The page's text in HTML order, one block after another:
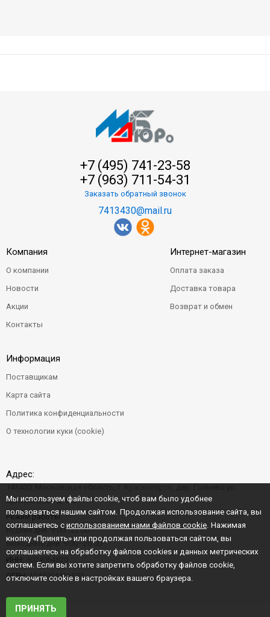
+7 (495) 741-23-58
+7 (963) 711-54-31
Заказать обратный звонок
7413430@mail.ru
Компания
О компании
Новости
Акции
Контакты
Интернет-магазин
Оплата заказа
Доставка товара
Возврат и обмен
Информация
Поставщикам
Карта сайта
Политика конфиденциальности
О технологии куки (cookie)
Адрес:
Центральная д. 6"Б"
Режим работы:
Будние дни: 9:00–22:00
Выходные дни: 9:00–20:00
ИНН:
ОГРН:1045004456573
Мы используем файлы cookie, чтоб вам было удобнее
пользоваться нашим сайтом. Продолжая использование сайта, вы
соглашаетесь с использованием нами файлов cookie . Нажимая
кнопку «Принять» или продолжая пользоваться сайтом, вы
соглашаетесь на обработку файлов cookies и данных метрических
систем. Если вы хотите запретить обработку файлов cookie,
отключите cookie в настройках вашего браузера.
ПРИНЯТЬ